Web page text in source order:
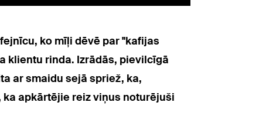
ko mīļi dēvē par "kafijas
klientu rinda. Izrādās, pievilcīgā
ar smaidu sejā spriež, ka,
apkārtējie reiz viņus noturējuši